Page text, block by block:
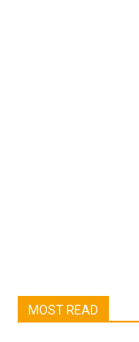
MOST READ